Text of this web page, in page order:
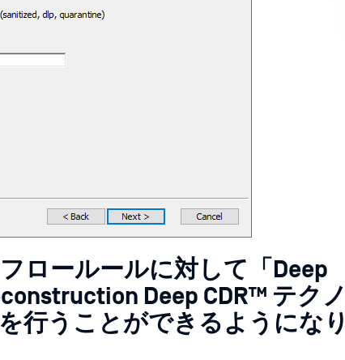
ロールールに対して「Deep
Deep CDR™ テクノ
行うことができるようになり